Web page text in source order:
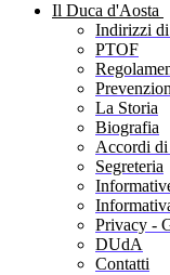
Il Duca d'Aosta
Indirizzi
PTOF
La Storia
Biografia
Accordi di
Segreteria
Privacy -
DUdA
Contatti